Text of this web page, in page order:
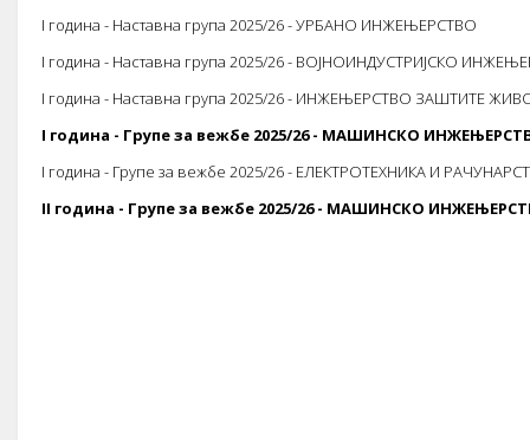
I година - Наставна група 2025/26 - УРБАНО ИНЖЕЊЕРСТВО
I година - Наставна група 2025/26 - ВОЈНОИНДУСТРИЈСКО
I година - Наставна група 2025/26 - ИНЖЕЊЕРСТВО ЗАШТИТЕ
I година - Групе за вежбе 2025/26 - МАШИНСКО
I година - Групе за вежбе 2025/26 - ЕЛЕКТРОТЕХНИКА И
II година - Групе за вежбе 2025/26 - МАШИНСКО